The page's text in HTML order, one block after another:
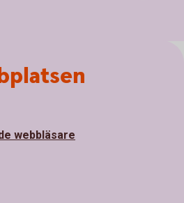
webbläsare